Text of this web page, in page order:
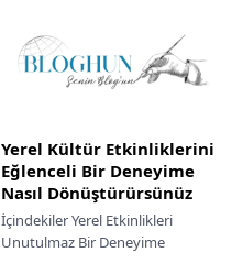
Karakterlerinize Can...
Yerel Kültür Etkinliklerini
Eğlenceli Bir Deneyime
Nasıl Dönüştürürsünüz
İçindekiler Yerel Etkinlikleri
Unutulmaz Bir Deneyime